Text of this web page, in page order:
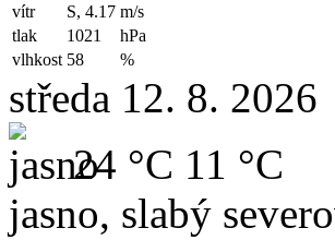
vítr S, 4.17 m/s
tlak
1021
hPa
vlhkost 58 %
středa 12. 8. 2026
24 °C 11 °C
jasno, slabý